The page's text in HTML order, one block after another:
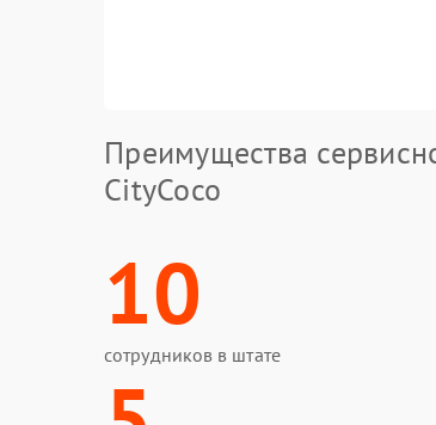
Преимущества
CityCoco
10
сотрудников в штате